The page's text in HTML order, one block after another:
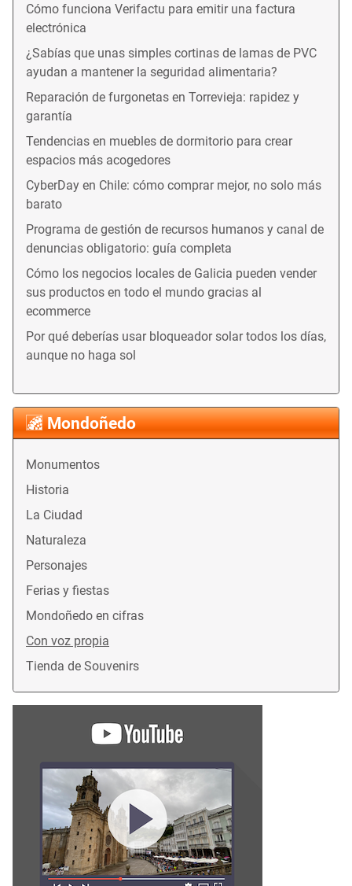
Mondoñedo
Monumentos
Historia
La Ciudad
Naturaleza
Personajes
Ferias y fiestas
Mondoñedo en cifras
Con voz propia
Tienda de Souvenirs
Cómo funciona Verifactu para emitir una factura
electrónica
¿Sabías que unas simples cortinas de lamas de PVC
ayudan a mantener la seguridad alimentaria?
Reparación de furgonetas en Torrevieja: rapidez y
garantía
Tendencias en muebles de dormitorio para crear
espacios más acogedores
CyberDay en Chile: cómo comprar mejor, no solo más
barato
Programa de gestión de recursos humanos y canal de
denuncias obligatorio: guía completa
Cómo los negocios locales de Galicia pueden vender
sus productos en todo el mundo gracias al
ecommerce
Por qué deberías usar bloqueador solar todos los días,
aunque no haga sol